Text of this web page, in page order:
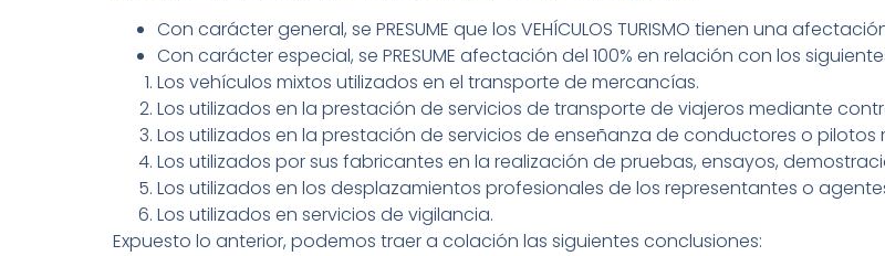
Con carácter general, se PRESUME que los VEHÍCULOS TURISMO tienen una
Con carácter especial, se PRESUME afectación del 100% en relación con los
Los vehículos mixtos utilizados en el transporte de mercancías.
Los utilizados en la prestación de servicios de transporte de viajeros mediante
Los utilizados en la prestación de servicios de enseñanza de conductores o
Los utilizados por sus fabricantes en la realización de pruebas, ensayos,
Los utilizados en los desplazamientos profesionales de los representantes o
Los utilizados en servicios de vigilancia.
Expuesto lo anterior, podemos traer a colación las siguientes conclusiones: